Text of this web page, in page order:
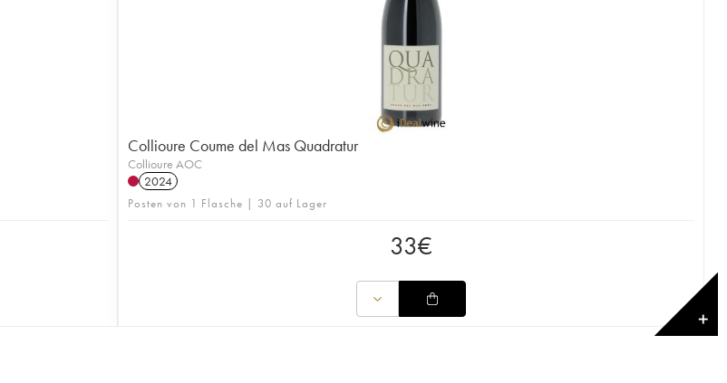
Collioure Coume del Mas Quadratur
Collioure AOC
2024
Posten von 1 Flasche | 30 auf Lager
33€
✕